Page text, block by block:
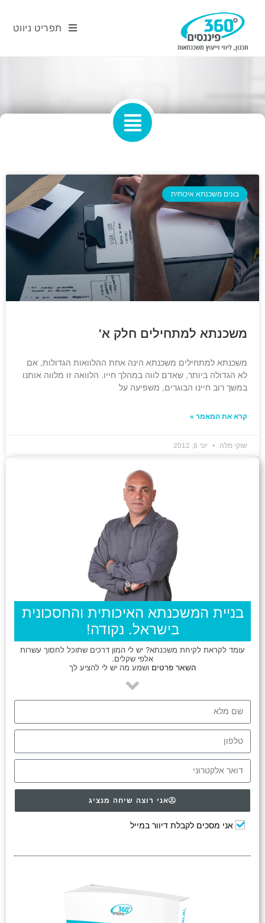
תפריט ניווט
בונים משכנתא איכותית
משכנתא למתחילים חלק א'
משכנתא למתחילים משכנתא הינה אחת ההלוואות הגדולות, אם
לא הגדולה ביותר, שאדם לווה במהלך חייו. הלוואה זו מלווה אותנו
במשך רוב חיינו הבוגרים, משפיעה על
קרא את המאמר »
שוקי מלה יוני 6, 2012
בניית המשכנתא האיכותית והחסכונית
בישראל. נקודה!
עומד לקראת לקיחת משכנתא? יש לי המון דרכים שתוכל לחסוך עשרות
אלפי שקלים.
השאר פרטים ושמע מה יש לי להציע לך
אני מסכים לקבלת דיוור במייל
אני רוצה שיחה מנציג